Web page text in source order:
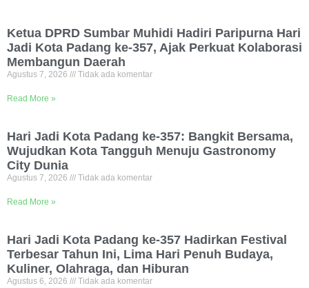
Ketua DPRD Sumbar Muhidi Hadiri Paripurna Hari
Jadi Kota Padang ke-357, Ajak Perkuat Kolaborasi
Membangun Daerah
Agustus 7, 2026 Tidak ada komentar
Read More »
Hari Jadi Kota Padang ke-357: Bangkit Bersama,
Wujudkan Kota Tangguh Menuju Gastronomy
City Dunia
Agustus 7, 2026 Tidak ada komentar
Read More »
Hari Jadi Kota Padang ke-357 Hadirkan Festival
Terbesar Tahun Ini, Lima Hari Penuh Budaya,
Kuliner, Olahraga, dan Hiburan
Agustus 6, 2026 Tidak ada komentar